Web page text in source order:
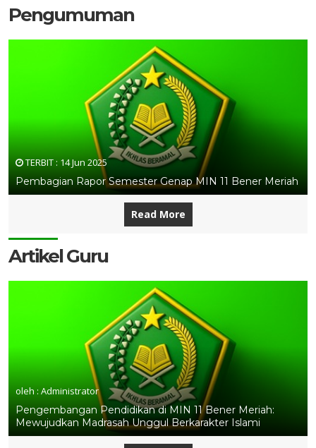
Pengumuman
TERBIT : 14 Jun 2025
Pembagian Rapor Semester Genap MIN 11 Bener Meriah
Read More
Artikel Guru
oleh : Administrator
Pengembangan Pendidikan di MIN 11 Bener Meriah:
Mewujudkan Madrasah Unggul Berkarakter Islami